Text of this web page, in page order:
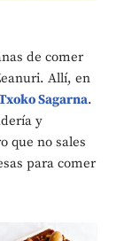
de comer
Allí, en
Sagarna.
y
que no sales
para comer